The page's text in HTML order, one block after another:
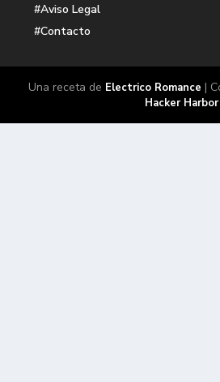
#Aviso Legal
#Contacto
Una receta de Electrico Romance |
Hacker Harbor